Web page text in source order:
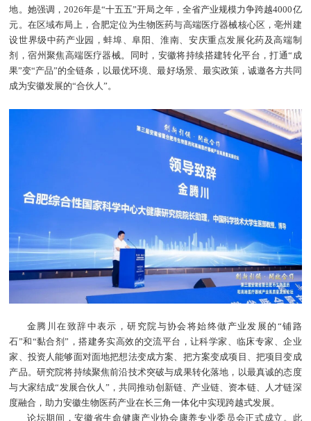
地。她强调，2026年是“十五五”开局之年，全省产业规模力争跨越4000亿
元。在区域布局上，合肥定位为生物医药与高端医疗器械核心区，亳州建
设世界级中药产业园，蚌埠、阜阳、淮南、安庆重点发展化药及高端制
剂，宿州聚焦高端医疗器械。同时，安徽将持续搭建转化平台，打通“成
果”变“产品”的全链条，以最优环境、最好场景、最实政策，诚邀各方共同
成为安徽发展的“合伙人”。
金腾川在致辞中表示，研究院与协会将始终做产业发展的“铺路
石”和“黏合剂”，搭建务实高效的交流平台，让科学家、临床专家、企业
家、投资人能够面对面地把想法变成方案、把方案变成项目、把项目变成
产品。研究院将持续聚焦前沿技术突破与成果转化落地，以最真诚的态度
与大家结成“发展合伙人”，共同推动创新链、产业链、资本链、人才链深
度融合，助力安徽生物医药产业在长三角一体化中实现跨越式发展。
论坛期间，安徽省生命健康产业协会康养专业委员会正式成立。此